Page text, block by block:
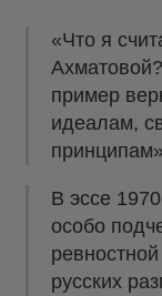
«Что я
пример
идеалам,
В эссе
особо
русских